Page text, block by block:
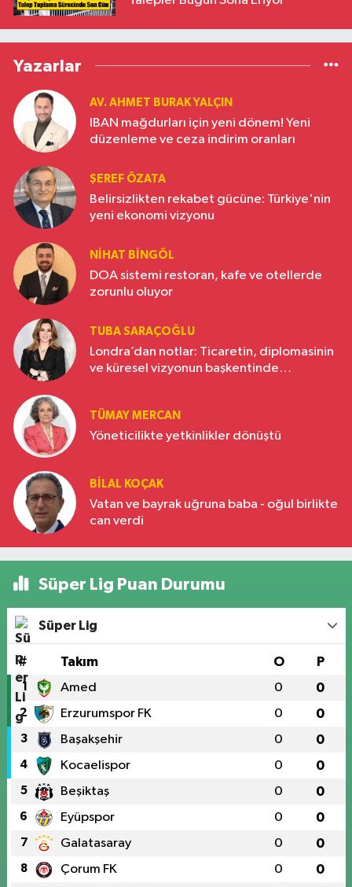
Yazarlar
AV. AHMET BURAK YALÇIN
IBAN mağdurları için yeni dönem! Yeni
düzenleme ve ceza indirim oranları
ŞEREF ÖZATA
Belirsizlikten rekabet gücüne: Türkiye'nin
yeni ekonomi vizyonu
NIHAT BINGÖL
DOA sistemi restoran, kafe ve otellerde
zorunlu oluyor
TUBA SARAÇOĞLU
Londra’dan notlar: Ticaretin, diplomasinin
ve küresel vizyonun başkentinde
TÜMAY MERCAN
Yöneticilikte yetkinlikler dönüştü
BILAL KOÇAK
Vatan ve bayrak uğruna baba - oğul birlikte
can verdi
Süper Lig Puan Durumu
Süper Lig
# Takım O P
1 Amed 0 0
2 Erzurumspor FK 0 0
3 Başakşehir 0 0
4 Kocaelispor 0 0
5 Beşiktaş 0 0
6 Eyüpspor 0 0
7 Galatasaray 0 0
8 Çorum FK 0 0